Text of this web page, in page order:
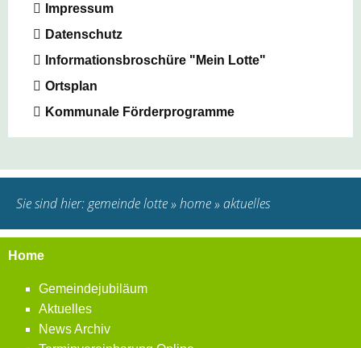
Impressum
Datenschutz
Informationsbroschüre "Mein Lotte"
Ortsplan
Kommunale Förderprogramme
Sie sind hier:gemeinde lotte»home»aktuelles
Home
Gemeindejubiläum
Aktuelles
News Archiv